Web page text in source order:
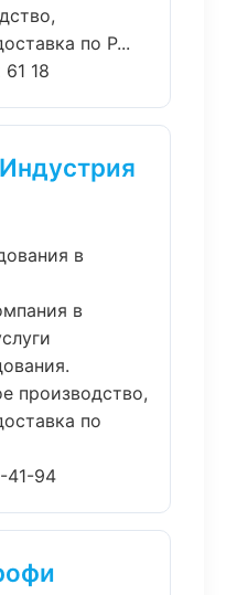
по Р...
18
в
в
производство,
по
41-94